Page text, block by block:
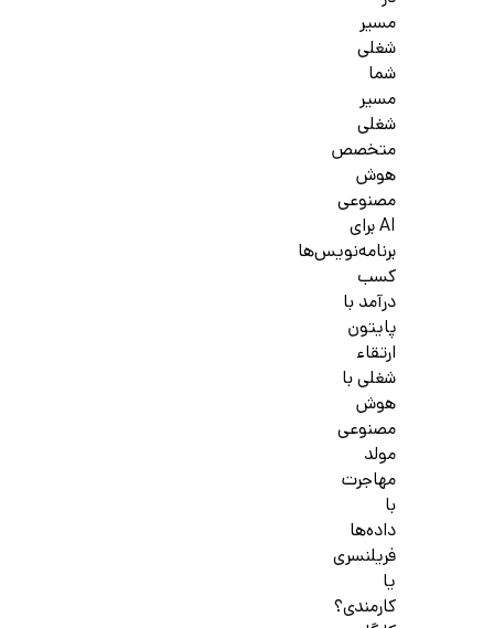
مسیر
شغلی
شما
مسیر
شغلی
متخصص
هوش
مصنوعی
AI برای
برنامه‌نویس‌ها
کسب
درآمد با
پایتون
ارتقاء
شغلی با
هوش
مصنوعی
مولد
مهاجرت
با
داده‌ها
فریلنسری
یا
کارمندی؟